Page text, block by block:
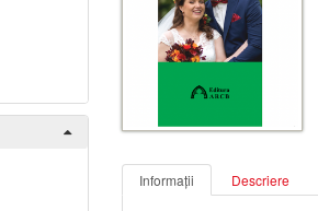
Informații Descriere